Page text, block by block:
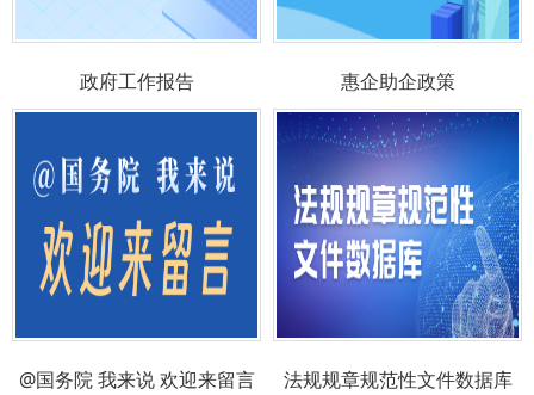
政府工作报告 惠企助企政策
@国务院 我来说 欢迎来留言 法规规章规范性文件数据库